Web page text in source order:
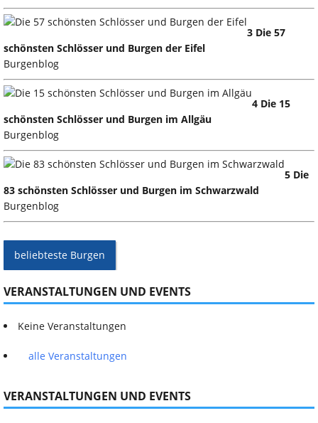
3 Die 57
schönsten Schlösser und Burgen der Eifel
Burgenblog
4 Die 15
schönsten Schlösser und Burgen im Allgäu
Burgenblog
5 Die
83 schönsten Schlösser und Burgen im Schwarzwald
Burgenblog
beliebteste Burgen
VERANSTALTUNGEN UND EVENTS
Keine Veranstaltungen
alle Veranstaltungen
VERANSTALTUNGEN UND EVENTS